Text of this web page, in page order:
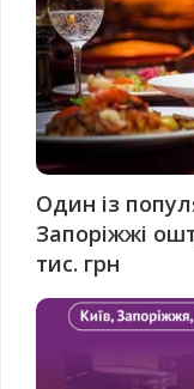
Один із
Запоріжжі
тис. грн